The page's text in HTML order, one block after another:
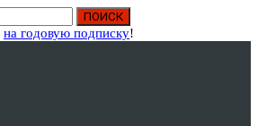
на годовую подписку!